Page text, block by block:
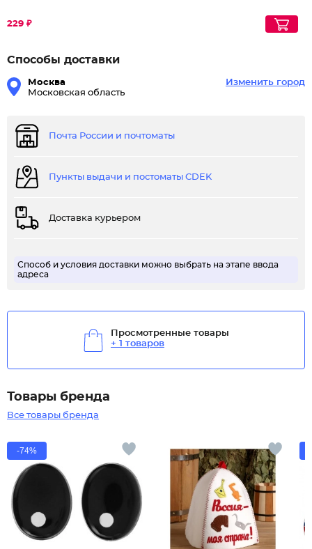
229 ₽
Способы доставки
Москва
Московская область
Изменить город
Почта России и почтоматы
Пункты выдачи и постоматы CDEK
Доставка курьером
Способ и условия доставки можно выбрать на этапе ввода
адреса
Просмотренные товары
+ 1 товаров
Товары бренда
Все товары бренда
-74%